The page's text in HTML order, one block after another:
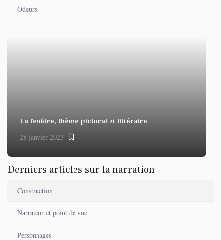
Odeurs
La fenêtre, thème pictural et littéraire
28 janvier 2023
Derniers articles sur la narration
Construction
Narrateur et point de vue
Personnages